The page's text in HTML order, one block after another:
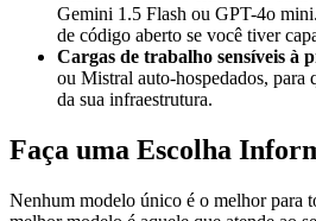
Gemini 1.5 Flash ou GPT-4o
de código aberto se você tiver
Cargas de trabalho sensíveis à
ou Mistral auto-hospedados, para
da sua infraestrutura.
Faça uma Escolha
Nenhum modelo único é o melhor para